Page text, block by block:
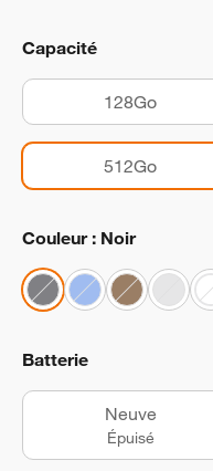
Capacité
128Go
512Go
Couleur : Noir
Batterie
Neuve
Épuisé